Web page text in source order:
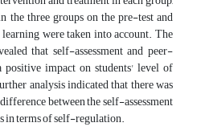
the three groups on the pre-test and
were taken into account. The
that self-assessment and peer-
positive impact on students' level of
analysis indicated that there was
between the self-assessment
in terms of self-regulation.